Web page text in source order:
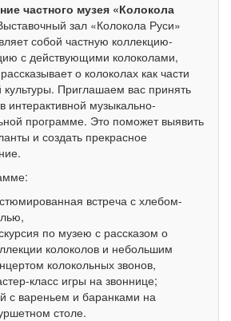
частного музея «Колокола
зал «Колокола Руси»
собой частную коллекцию-
с действующими колоколами,
о колоколах как части
культуры. Приглашаем вас принять
интерактивной музыкально-
программе. Это поможет выявить
и создать прекрасное
встреча с хлебом-
по музею с рассказом о
колоколов и небольшим
колокольных звонов,
класс игры на звоннице;
с вареньем и баранками на
столе.